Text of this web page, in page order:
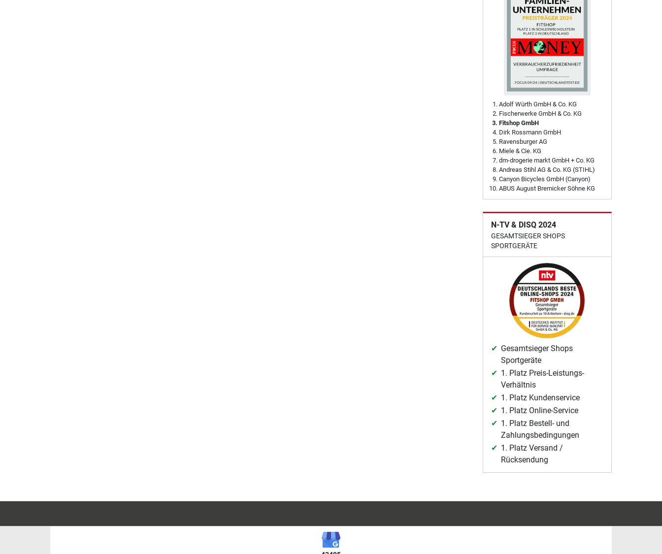
Adolf Würth GmbH & Co. KG
Fischerwerke GmbH & Co. KG
Fitshop GmbH
Dirk Rossmann GmbH
Ravensburger AG
Miele & Cie. KG
dm-drogerie markt GmbH + Co. KG
Andreas Stihl AG & Co. KG (STIHL)
Canyon Bicycles GmbH (Canyon)
ABUS August Bremicker Söhne KG
N-TV & DISQ 2024
GESAMTSIEGER SHOPS
SPORTGERÄTE
Gesamtsieger Shops
Sportgeräte
1. Platz Preis-Leistungs-
Verhältnis
1. Platz Kundenservice
1. Platz Online-Service
1. Platz Bestell- und
Zahlungsbedingungen
1. Platz Versand /
Rücksendung